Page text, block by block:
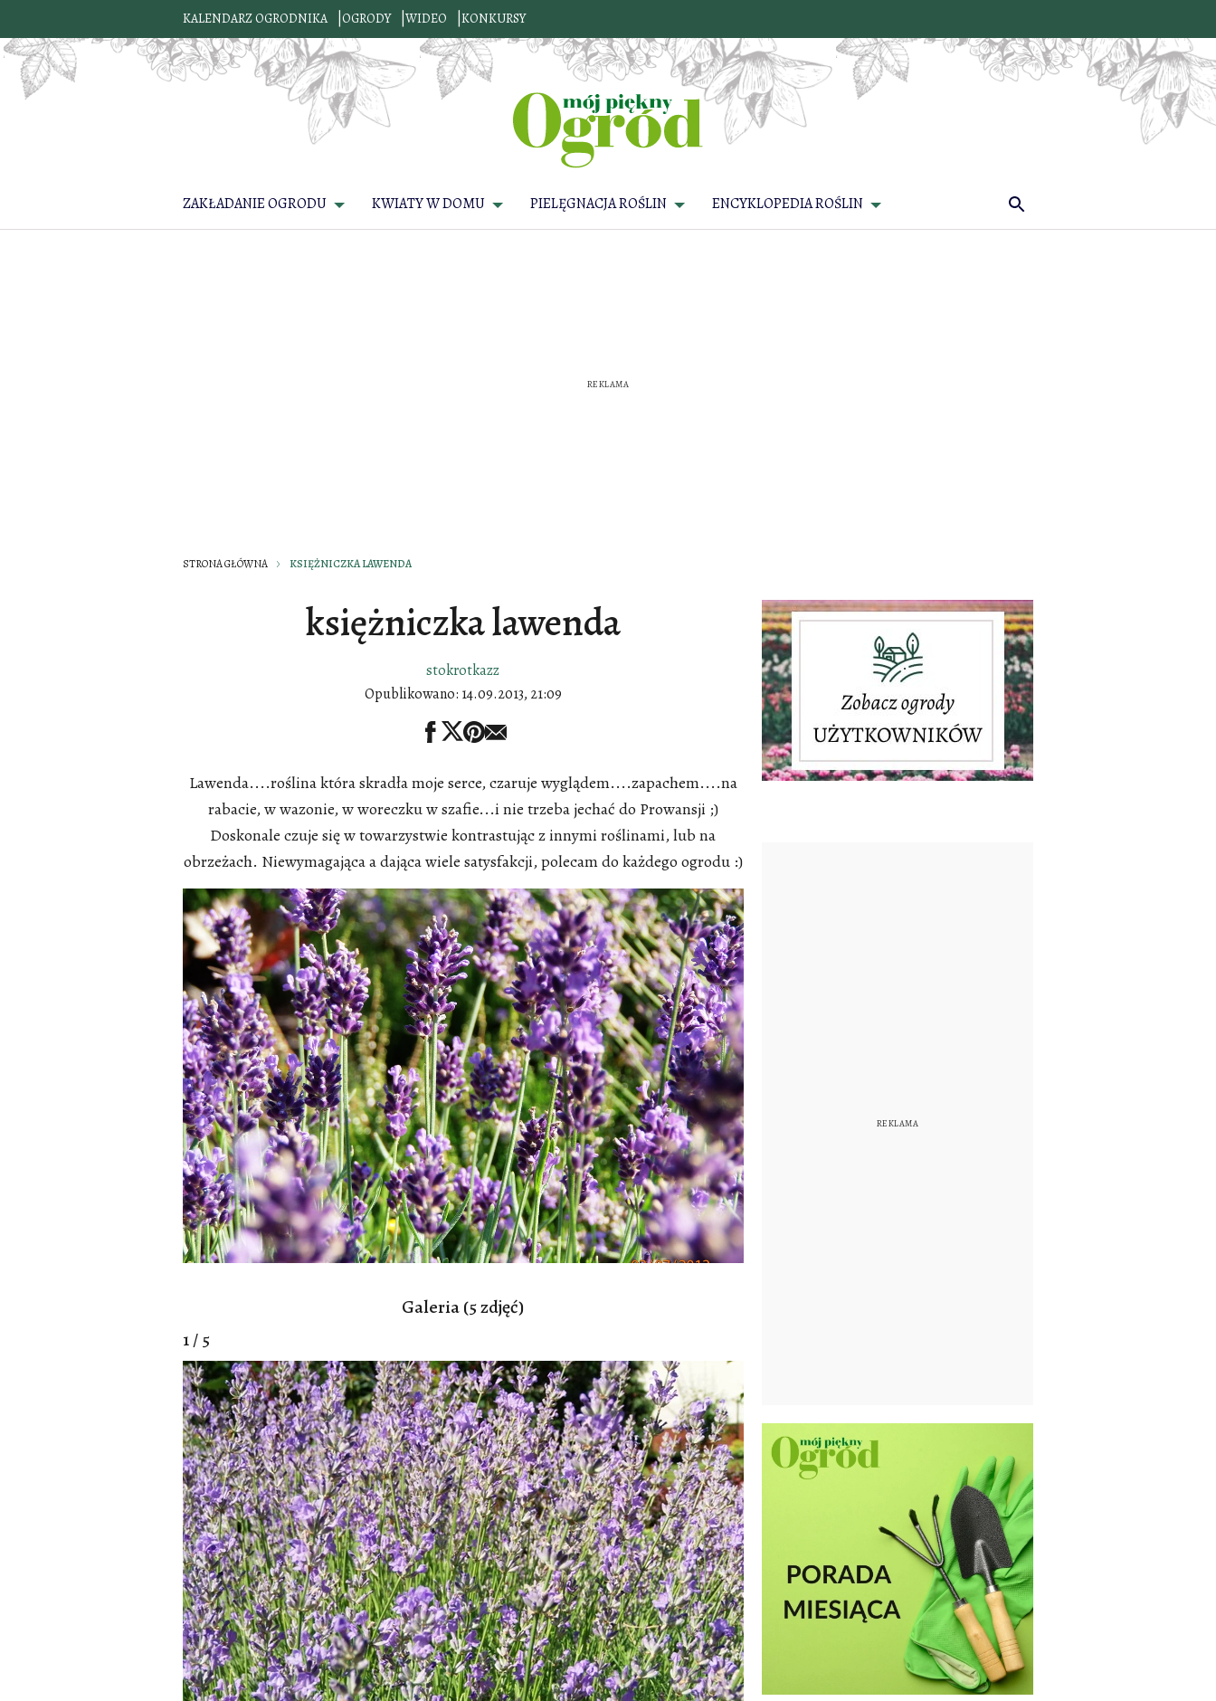
KALENDARZ OGRODNIKA OGRODY WIDEO KONKURSY
ZAKŁADANIE OGRODU KWIATY W DOMU PIELĘGNACJA ROŚLIN ENCYKLOPEDIA ROŚLIN
STRONA GŁÓWNA KSIĘŻNICZKA LAWENDA
księżniczka lawenda
stokrotkazz
Opublikowano: 14.09.2013, 21:09
Lawenda....roślina która skradła moje serce, czaruje wyglądem....zapachem....na
rabacie, w wazonie, w woreczku w szafie...i nie trzeba jechać do Prowansji ;)
Doskonale czuje się w towarzystwie kontrastując z innymi roślinami, lub na
obrzeżach. Niewymagająca a dająca wiele satysfakcji, polecam do każdego ogrodu :)
Galeria (5 zdjęć)
1 / 5